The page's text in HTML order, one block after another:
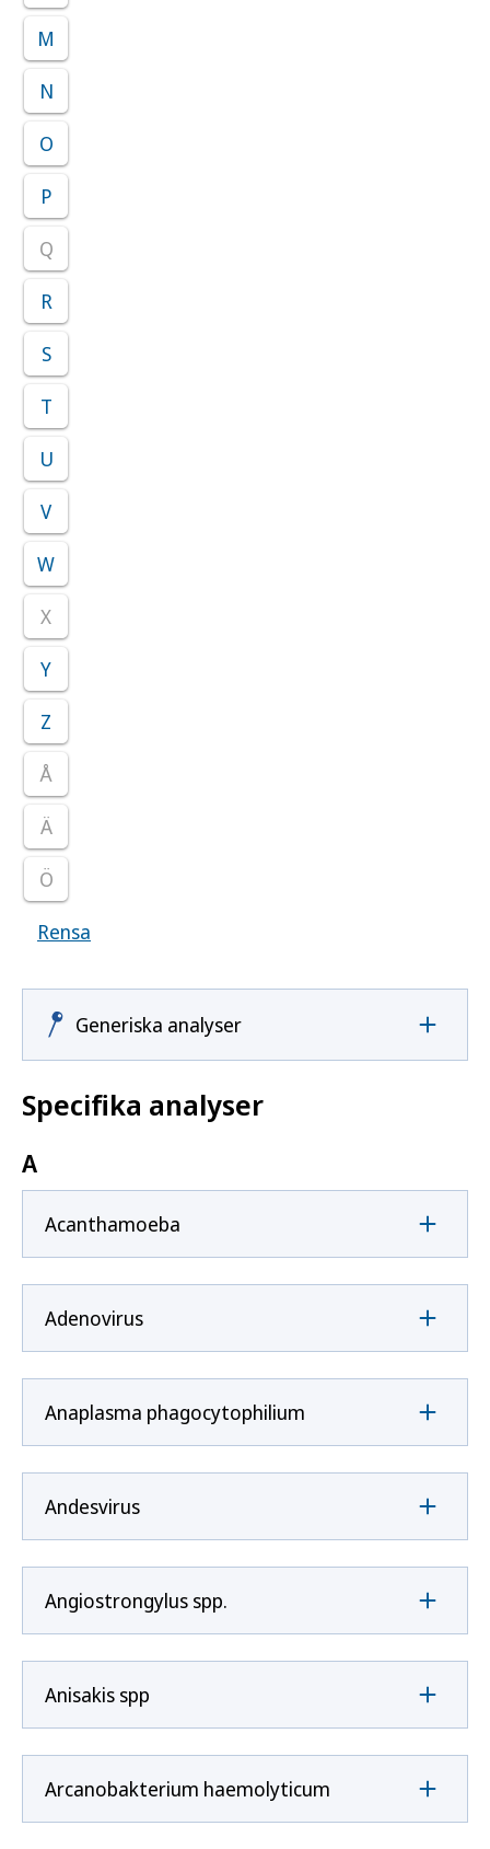
M
N
O
P
Q
R
S
T
U
V
W
X
Y
Z
Å
Ä
Ö
Rensa
Generiska analyser
Specifika analyser
A
Acanthamoeba
Adenovirus
Anaplasma phagocytophilium
Andesvirus
Angiostrongylus spp.
Anisakis spp
Arcanobakterium haemolyticum